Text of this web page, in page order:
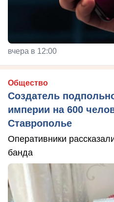
вчера в 12:00
Общество
Создатель
империи на 600
Ставрополье
Оперативники
банда